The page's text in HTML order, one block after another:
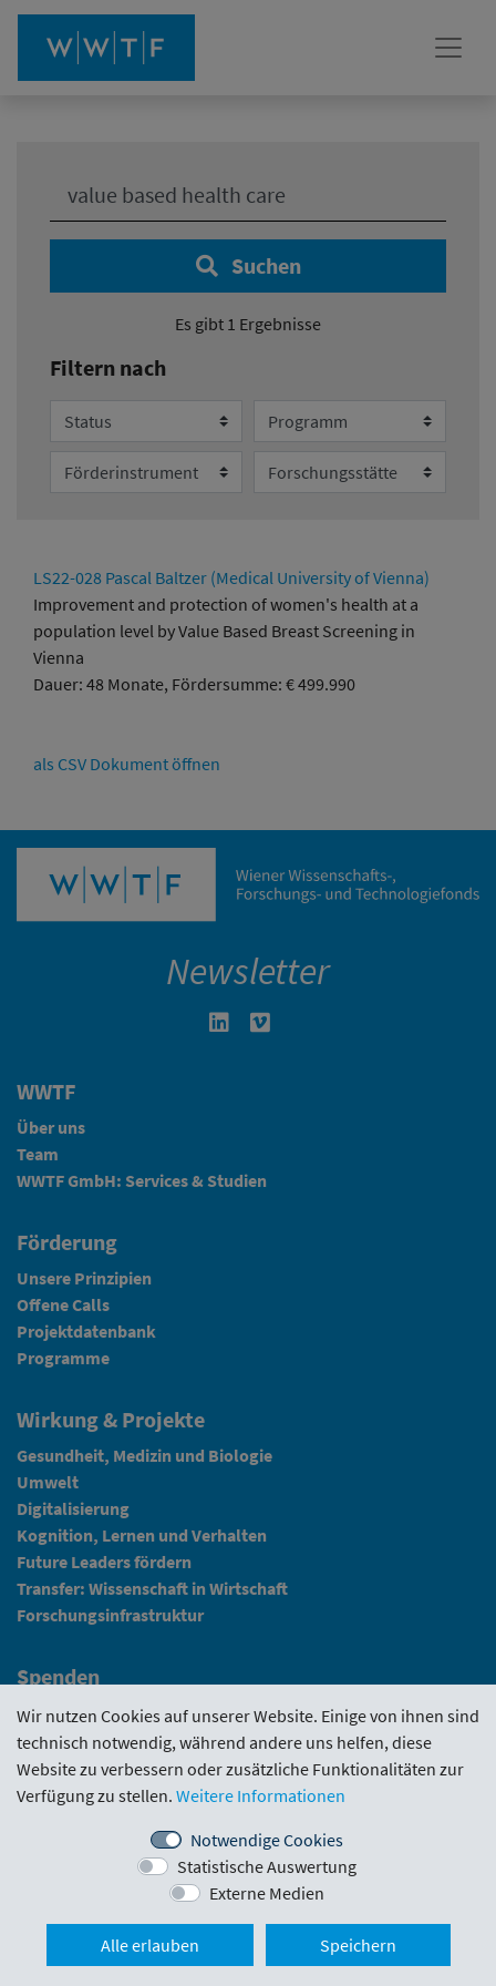
Suchen
Es gibt 1 Ergebnisse
Filtern nach
Status Programm
Förderinstrument Forschungsstätte
LS22-028 Pascal Baltzer (Medical University of Vienna)
Improvement and protection of women's health at a
population level by Value Based Breast Screening in
Vienna
Dauer: 48 Monate, Fördersumme: € 499.990
als CSV Dokument öffnen
Newsletter
Linkedin in neuem Fenster öffnen
WWTF
Über uns
Team
WWTF GmbH: Services & Studien
Förderung
Unsere Prinzipien
Offene Calls
Projektdatenbank
Programme
Wirkung & Projekte
Gesundheit, Medizin und Biologie
Umwelt
Digitalisierung
Kognition, Lernen und Verhalten
Future Leaders fördern
Transfer: Wissenschaft in Wirtschaft
Forschungsinfrastruktur
Spenden
Fundraising
News
Intranet
Förderrichtlinie · Funding Portal Evaluierungen
Downloads
Schlickgasse 3/12
office@wwtf.at
Wir nutzen Cookies auf unserer Website. Einige von ihnen sind
technisch notwendig, während andere uns helfen, diese
Website zu verbessern oder zusätzliche Funktionalitäten zur
Verfügung zu stellen. Weitere Informationen
Notwendige Cookies
Statistische Auswertung
Externe Medien
Alle erlauben Speichern